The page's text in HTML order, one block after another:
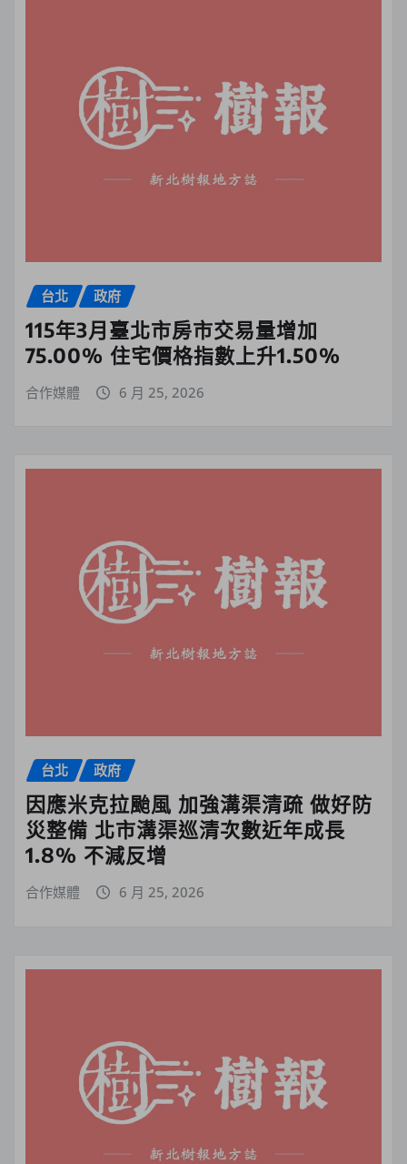
台北 政府
115年3月臺北市房市交易量增加
75.00% 住宅價格指數上升1.50%
合作媒體 6 月 25, 2026
台北 政府
因應米克拉颱風 加強溝渠清疏 做好防
災整備 北市溝渠巡清次數近年成長
1.8% 不減反增
合作媒體 6 月 25, 2026